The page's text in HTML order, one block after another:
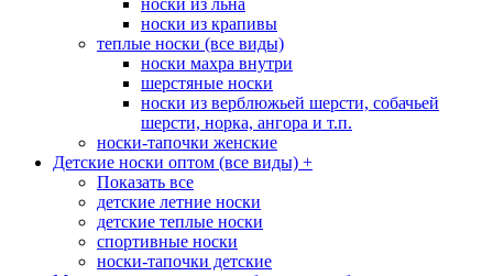
носки из крапивы
теплые носки (все виды)
носки махра внутри
шерстяные носки
носки из верблюжьей шерсти, собачьей
шерсти, норка, ангора и т.п.
носки-тапочки женские
Детские носки оптом (все виды) +
Показать все
детские летние носки
детские теплые носки
спортивные носки
носки-тапочки детские